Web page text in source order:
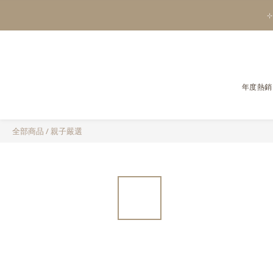
⊹
年度熱銷
全部商品 / 親子嚴選